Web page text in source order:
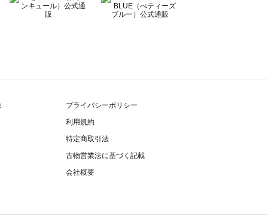
プライバシーポリシー
利用規約
特定商取引法
古物営業法に基づく記載
会社概要